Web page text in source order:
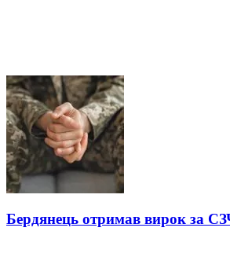
Бердянець отримав вирок за